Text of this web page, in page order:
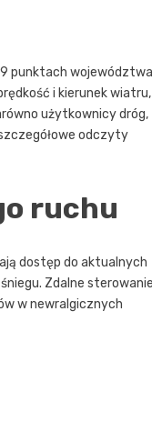
punktach województwa
i kierunek wiatru,
użytkownicy dróg,
odczyty
ruchu
dostęp do aktualnych
Zdalne
w newralgicznych